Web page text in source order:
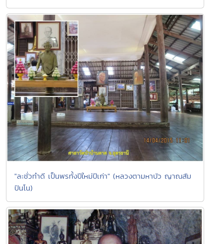
"ละชั่วทำดี เป็นพรทั้งปีใหม่ปีเก่า" (หลวงตามหาบัว ญาณสัม
ปันโน)